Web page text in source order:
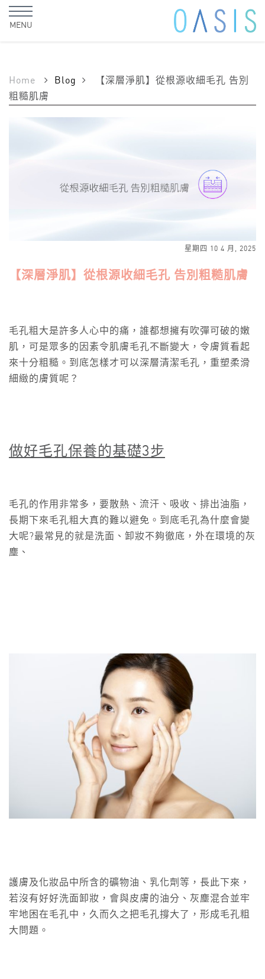
MENU
Home Blog
【深層淨肌】從根源收細毛孔 告別
粗糙肌膚
星期四 10 4 月, 2025
【深層淨肌】從根源收細毛孔 告別粗糙肌膚
毛孔粗大是許多人心中的痛，誰都想擁有吹彈可破的嫩
肌，可是眾多的因素令肌膚毛孔不斷變大，令膚質看起
來十分粗糙。到底怎樣才可以深層清潔毛孔，重塑柔滑
細緻的膚質呢？
做好毛孔保養的基礎3步
毛孔的作用非常多，要散熱、流汗、吸收、排出油脂，
長期下來毛孔粗大真的難以避免。到底毛孔為什麼會變
大呢?最常見的就是洗面、卸妝不夠徹底，外在環境的灰
塵、
護膚及化妝品中所含的礦物油、乳化劑等，長此下來，
若沒有好好洗面卸妝，會與皮膚的油分、灰塵混合並牢
牢地困在毛孔中，久而久之把毛孔撐大了，形成毛孔粗
大問題。